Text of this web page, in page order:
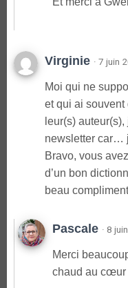
Virginie · 7 juin
Moi qui ne
et qui ai souvent
leur(s)
newsletter car…
Bravo, vous
d’un bon
beau
Pascale · 8
Merci
chaud au cœur